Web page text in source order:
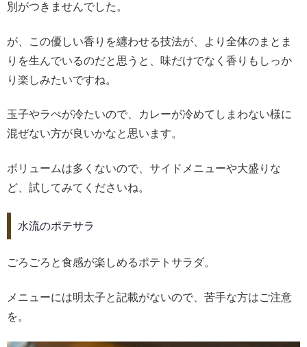
別がつきませんでした。
が、この優しい香りを纏わせる技法が、より全体のまとま
りを生んでいるのだと思うと、味だけでなく香りもしっか
り楽しみたいですね。
玉子やラぺが冷たいので、カレーが冷めてしまわない様に
混ぜない方が良いかなと思います。
ボリュームは多くないので、サイドメニューや大盛りな
ど、試してみてくださいね。
水流のポテサラ
ごろごろと食感が楽しめるポテトサラダ。
メニューには明太子と記載がないので、苦手な方はご注意
を。